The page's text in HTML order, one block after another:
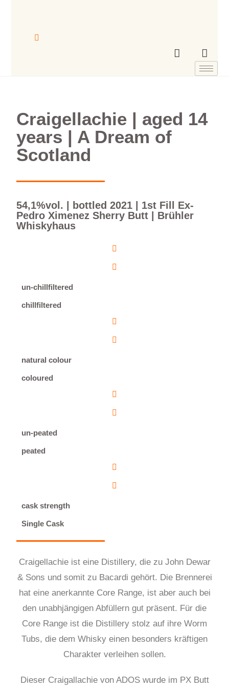
Craigellachie | aged 14
years | A Dream of
Scotland
54,1%vol. | bottled 2021 | 1st Fill Ex-
Pedro Ximenez Sherry Butt | Brühler
Whiskyhaus
un-chillfiltered
chillfiltered
natural colour
coloured
un-peated
peated
cask strength
Single Cask
Craigellachie ist eine Distillery, die zu John Dewar
& Sons und somit zu Bacardi gehört. Die Brennerei
hat eine anerkannte Core Range, ist aber auch bei
den unabhjängigen Abfüllern gut präsent. Für die
Core Range ist die Distillery stolz auf ihre Worm
Tubs, die dem Whisky einen besonders kräftigen
Charakter verleihen sollen.
Dieser Craigallachie von ADOS wurde im PX Butt